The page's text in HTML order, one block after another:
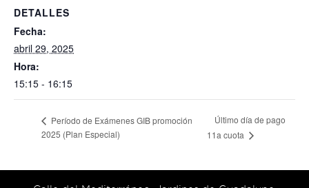
DETALLES
Fecha:
abril 29, 2025
Hora:
15:15 - 16:15
Período de Exámenes GIB promoción
2025 (Plan Especial)
Último día de pago
11a cuota